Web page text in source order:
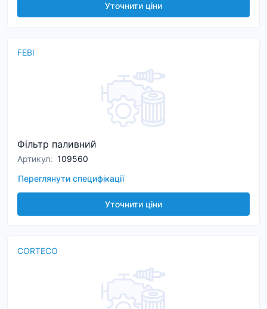
Уточнити ціни
FEBI
Фільтр паливний
Артикул: 109560
Переглянути специфікації
Уточнити ціни
CORTECO